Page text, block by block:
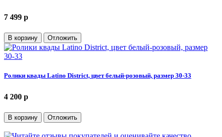
7 499 p
В корзину Отложить
Ролики квады Latino District, цвет белый-розовый, размер 30-33
4 200 p
В корзину Отложить